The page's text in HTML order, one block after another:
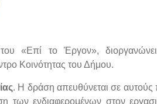
«Επί το Έργον»,
Κοινότητας του Δήμου.
. Η δράση απευθύνεται σε αυτούς
των ενδιαφερομένων στον